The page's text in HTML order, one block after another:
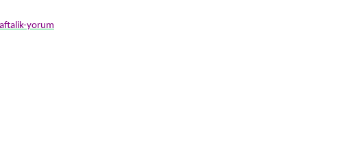
yorum